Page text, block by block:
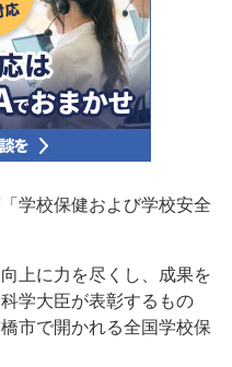
学校保健および学校安全
上に力を尽くし、成果を
学大臣が表彰するもの
市で開かれる全国学校保